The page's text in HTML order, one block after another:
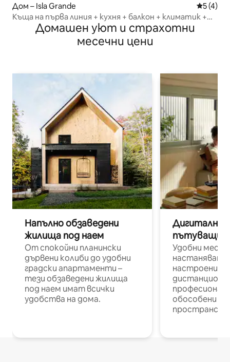
Дом – Isla Grande Средна
5 (4)
Къща на първа линия + кухня + балкон + климатик +
Wi-Fi@IslaGrande
Домашен уют и страхотни
месечни цени
Напълно обзаведени
жилища под наем
От спокойни планински
дървени колиби до удобни
градски апартаменти –
тези обзаведени жилища
под наем имат всички
удобства на дома.
Дигитални
пътуващи
Удобни
настаняване
настроени и
обособени